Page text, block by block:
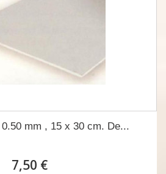
mm , 15 x 30 cm. De...
7,50 €